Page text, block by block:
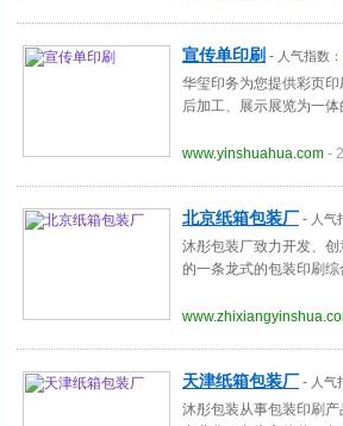
宣传单印刷 - 人气指数：
华玺印务为您提供彩页
后加工、展示展览为一体
www.yinshuahua.com -
北京纸箱包装厂 - 人气
沐彤包装厂致力开发、
的一条龙式的包装印刷综
天津纸箱包装厂 - 人气
沐彤包装从事包装印刷